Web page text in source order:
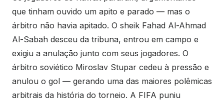
que tinham ouvido um apito e parado — mas o
árbitro não havia apitado. O sheik Fahad Al-Ahmad
Al-Sabah desceu da tribuna, entrou em campo e
exigiu a anulação junto com seus jogadores. O
árbitro soviético Miroslav Stupar cedeu à pressão e
anulou o gol — gerando uma das maiores polêmicas
arbitrais da história do torneio. A FIFA puniu